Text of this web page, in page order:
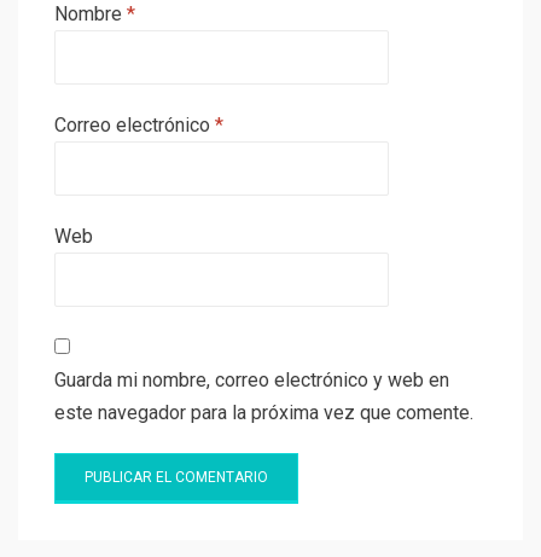
Nombre *
Correo electrónico *
Web
Guarda mi nombre, correo electrónico y web en
este navegador para la próxima vez que comente.